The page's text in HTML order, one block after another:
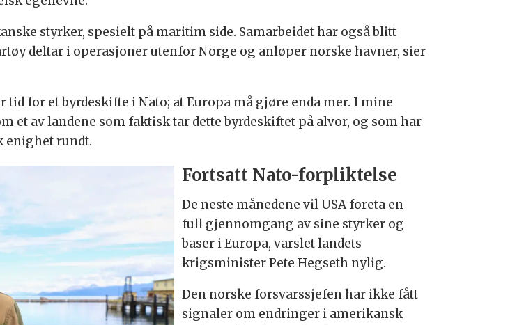
styrker, spesielt på maritim side. Samarbeidet har også blitt
deltar i operasjoner utenfor Norge og anløper norske havner, sier
for et byrdeskifte i Nato; at Europa må gjøre enda mer. I mine
et av landene som faktisk tar dette byrdeskiftet på alvor, og som har
enighet rundt.
Fortsatt Nato-forpliktelse
De neste månedene vil USA foreta en
full gjennomgang av sine styrker og
baser i Europa, varslet landets
krigsminister Pete Hegseth nylig.
Den norske forsvarssjefen har ikke fått
signaler om endringer i amerikansk